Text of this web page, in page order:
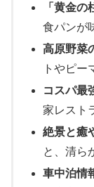
「黄金の
食パンが
高原野菜
トやピー
コスパ最
家レスト
絶景と癒
と、清ら
車中泊情